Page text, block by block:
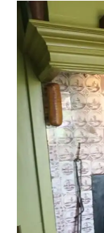
migliorata